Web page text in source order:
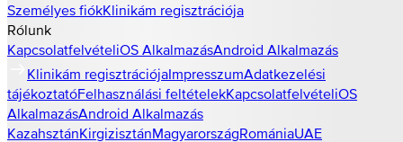
Személyes fiókKlinikám regisztrációja
Rólunk
KapcsolatfelvételiOS AlkalmazásAndroid Alkalmazás
Klinikám regisztrációjaImpresszumAdatkezelési
tájékoztatóFelhasználási feltételekKapcsolatfelvételiOS
AlkalmazásAndroid Alkalmazás
KazahsztánKirgizisztánMagyarországRomániaUAE